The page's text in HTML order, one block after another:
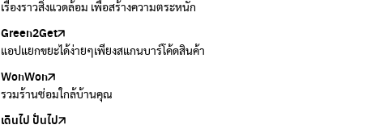
เรื่องราวสิ่งแวดล้อม เพื่อสร้างความตระหนัก
Green2Get
แอปแยกขยะได้ง่ายๆเพียงสแกนบาร์โค้ดสินค้า
WonWon
รวมร้านซ่อมใกล้บ้านคุณ
เดินไป ปั่นไป
รวบรวมและส่งต่อเสื้อผ้ามือสองคุณภาพดี
ทิ้ง E-Waste กับ AIS
กำจัด E-waste อย่างถูกวิธี ตามจุดรับ และไปรษณีย์
WonWon
รวมร้านซ่อมใกล้บ้านคุณ